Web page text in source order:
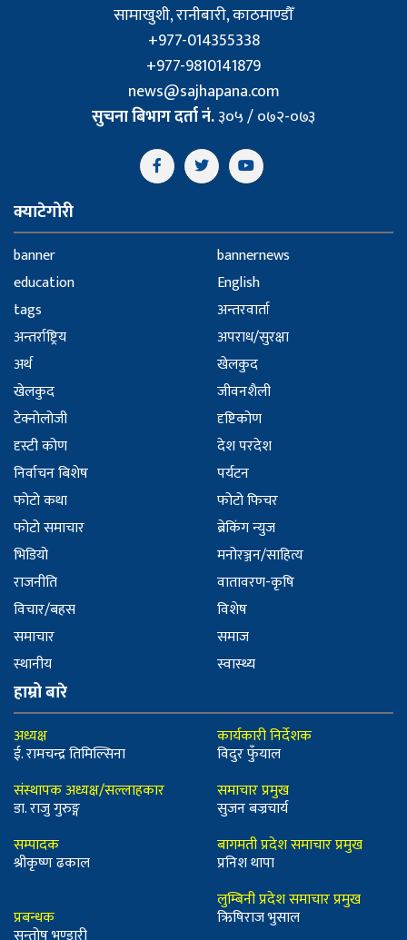
सामाखुशी, रानीबारी, काठमाण्डौँ
+977-014355338
+977-9810141879
news@sajhapana.com
सुचना बिभाग दर्ता नं.३०५ / ०७२-०७३
क्याटेगोरी
banner
bannernews
education
English
tags
अन्तरवार्ता
अन्तर्राष्ट्रिय
अपराध/सुरक्षा
अर्थ
खेलकुद
खेलकुद
जीवनशैली
टेक्नोलोजी
दृष्टिकोण
दृस्टी कोण
देश परदेश
निर्वाचन बिशेष
पर्यटन
फोटो कथा
फोटो फिचर
फोटो समाचार
ब्रेकिंग न्युज
भिडियो
मनोरञ्जन/साहित्य
राजनीति
वातावरण-कृषि
विचार/बहस
विशेष
समाचार
समाज
स्थानीय
स्वास्थ्य
हाम्रो बारे
अध्यक्ष
ई. रामचन्द्र तिमिल्सिना
संस्थापक अध्यक्ष/सल्लाहकार
डा. राजु गुरुङ्ग
सम्पादक
श्रीकृष्ण ढकाल
प्रबन्धक
कार्यकारी निर्देशक
विदुर फुँयाल
समाचार प्रमुख
सुजन बज्रचार्य
बागमती प्रदेश समाचार प्रमुख
प्रनिश थापा
लुम्बिनी प्रदेश समाचार प्रमुख
ऋिषिराज भुसाल